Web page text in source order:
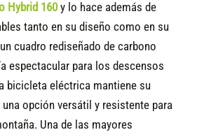
Hybrid 160y lo hace además de
tanto en su diseño como en su
cuadro rediseñado de carbono
espectacular para los descensos
bicicleta eléctrica mantiene su
opción versátil y resistente para
Una de las mayores